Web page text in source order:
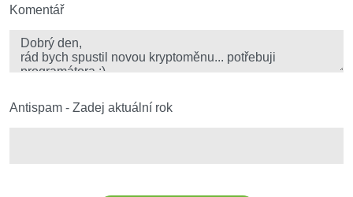
Fórum
Kybernetická bezpečnost
Komentář
Antispam - Zadej aktuální rok